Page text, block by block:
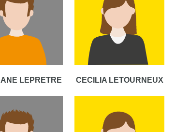
LEPRETRE CECILIA LETOURNEUX